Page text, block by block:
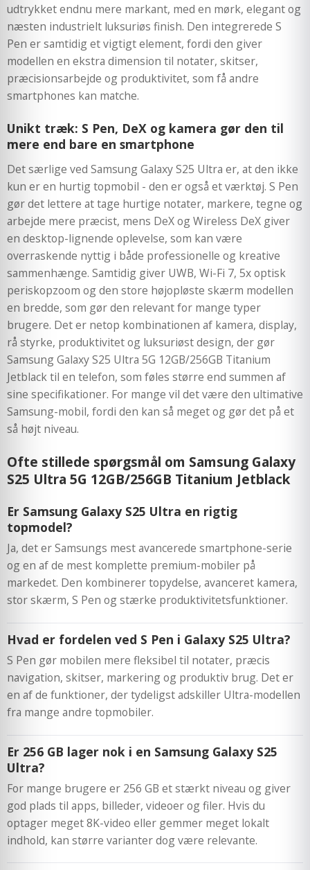
udtrykket endnu mere markant, med en mørk, elegant og
næsten industrielt luksuriøs finish. Den integrerede S
Pen er samtidig et vigtigt element, fordi den giver
modellen en ekstra dimension til notater, skitser,
præcisionsarbejde og produktivitet, som få andre
smartphones kan matche.
Unikt træk: S Pen, DeX og kamera gør den til
mere end bare en smartphone
Det særlige ved Samsung Galaxy S25 Ultra er, at den ikke
kun er en hurtig topmobil - den er også et værktøj. S Pen
gør det lettere at tage hurtige notater, markere, tegne og
arbejde mere præcist, mens DeX og Wireless DeX giver
en desktop-lignende oplevelse, som kan være
overraskende nyttig i både professionelle og kreative
sammenhænge. Samtidig giver UWB, Wi-Fi 7, 5x optisk
periskopzoom og den store højopløste skærm modellen
en bredde, som gør den relevant for mange typer
brugere. Det er netop kombinationen af kamera, display,
rå styrke, produktivitet og luksuriøst design, der gør
Samsung Galaxy S25 Ultra 5G 12GB/256GB Titanium
Jetblack til en telefon, som føles større end summen af
sine specifikationer. For mange vil det være den ultimative
Samsung-mobil, fordi den kan så meget og gør det på et
så højt niveau.
Ofte stillede spørgsmål om Samsung Galaxy
S25 Ultra 5G 12GB/256GB Titanium Jetblack
Er Samsung Galaxy S25 Ultra en rigtig
topmodel?
Ja, det er Samsungs mest avancerede smartphone-serie
og en af de mest komplette premium-mobiler på
markedet. Den kombinerer topydelse, avanceret kamera,
stor skærm, S Pen og stærke produktivitetsfunktioner.
Hvad er fordelen ved S Pen i Galaxy S25 Ultra?
S Pen gør mobilen mere fleksibel til notater, præcis
navigation, skitser, markering og produktiv brug. Det er
en af de funktioner, der tydeligst adskiller Ultra-modellen
fra mange andre topmobiler.
Er 256 GB lager nok i en Samsung Galaxy S25
Ultra?
For mange brugere er 256 GB et stærkt niveau og giver
god plads til apps, billeder, videoer og filer. Hvis du
optager meget 8K-video eller gemmer meget lokalt
indhold, kan større varianter dog være relevante.